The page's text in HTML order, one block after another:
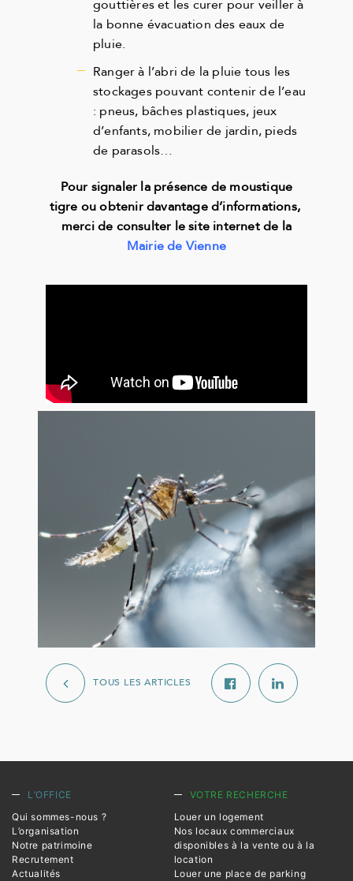
gouttières et les curer pour veiller à
la bonne évacuation des eaux de
pluie.
Ranger à l’abri de la pluie tous les
stockages pouvant contenir de l’eau
: pneus, bâches plastiques, jeux
d’enfants, mobilier de jardin, pieds
de parasols…
Pour signaler la présence de moustique
tigre ou obtenir davantage d’informations,
merci de consulter le site internet de la
Mairie de Vienne
TOUS LES ARTICLES
L’OFFICE
Qui sommes-nous ?
L’organisation
Notre patrimoine
Recrutement
Actualités
VOTRE RECHERCHE
Louer un logement
Nos locaux commerciaux
disponibles à la vente ou à la
location
Louer une place de parking